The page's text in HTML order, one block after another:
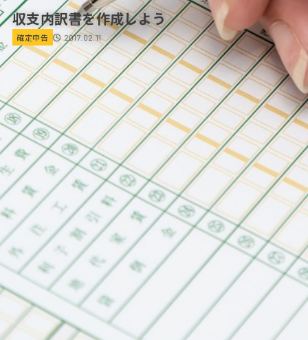
収支内訳書を作成しよう
確定申告 2017.02.11